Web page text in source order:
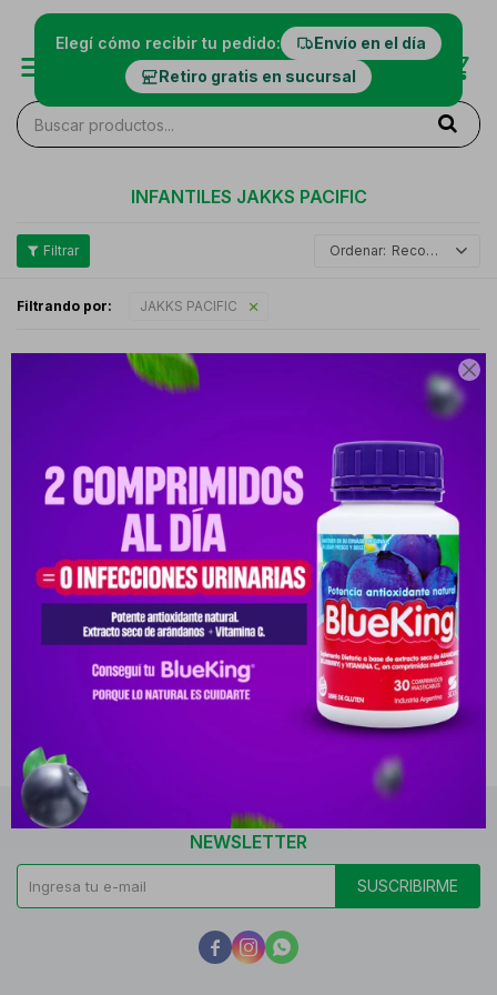

Elegí cómo recibir tu pedido:
Envío en el día
Retiro gratis en sucursal
INFANTILES JAKKS PACIFIC
Recomendados
Filtrando por: JAKKS PACIFIC
JAKKS BLACK+DECKER SET
CONSTRUCTOR PRINC
PYG 99.830
84.856
JAKKS BLACK+DECKER SET
DE CONSTRUCTOR EN
PYG 99.830
84.856
+
NEWSLETTER
SUSCRIBIRME
  